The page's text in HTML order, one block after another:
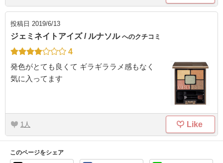
投稿日 2019/6/13
ジェミネイトアイズ / ルナソル へのクチコミ
4
発色がとても良くて ギラギララメ感もなく
気に入ってます
1 Like
このページをシェア